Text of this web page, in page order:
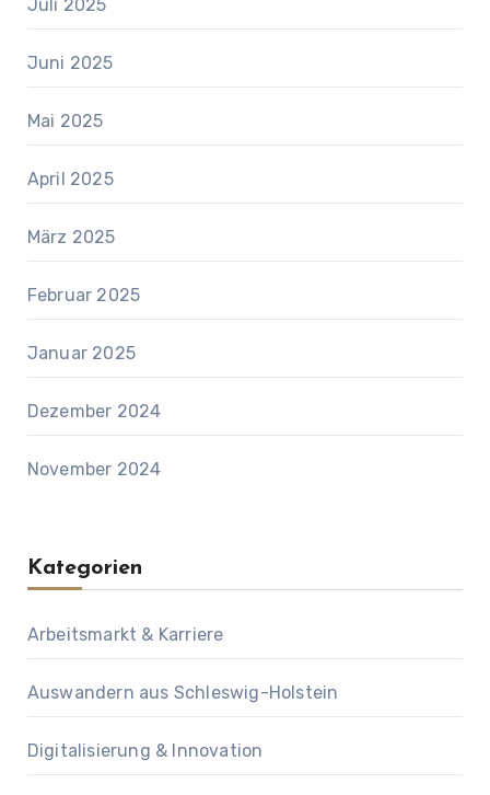
Juli 2025
Juni 2025
Mai 2025
April 2025
März 2025
Februar 2025
Januar 2025
Dezember 2024
November 2024
Kategorien
Arbeitsmarkt & Karriere
Auswandern aus Schleswig-Holstein
Digitalisierung & Innovation